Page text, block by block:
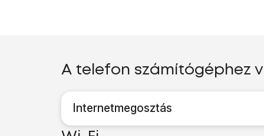
A telefon számítógéphez
Internetmegosztás